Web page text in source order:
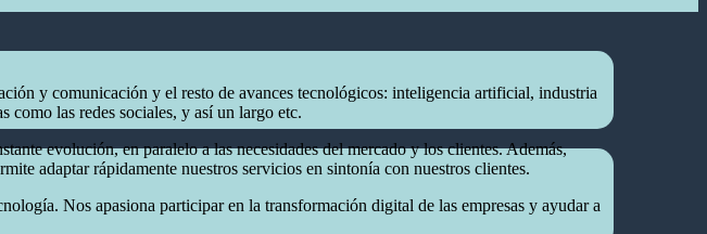
y comunicación y el resto de avances tecnológicos: inteligencia artificial, industria
las redes sociales, y así un largo etc.
evolución, en paralelo a las necesidades del mercado y los clientes. Además,
adaptar rápidamente nuestros servicios en sintonía con nuestros clientes.
Nos apasiona participar en la transformación digital de las empresas y ayudar a